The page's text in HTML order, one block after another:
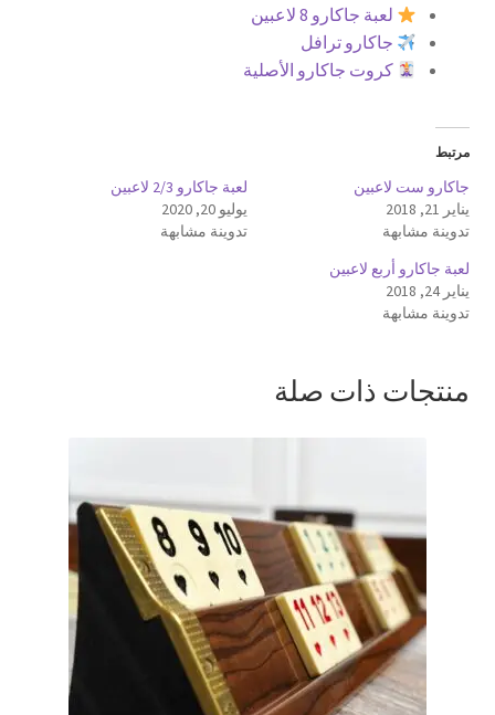
لعبة جاكارو 8 لاعبين
جاكارو ترافل
كروت جاكارو الأصلية
مرتبط
جاكارو ست لاعبين
يناير 21, 2018
تدوينة مشابهة
لعبة جاكارو 2/3 لاعبين
يوليو 20, 2020
تدوينة مشابهة
لعبة جاكارو أربع لاعبين
يناير 24, 2018
تدوينة مشابهة
منتجات ذات صلة